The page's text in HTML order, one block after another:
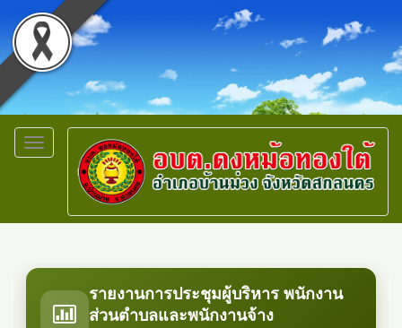
Toggle
navigation
รายงานการประชุมผู้บริหาร พนักงาน
ส่วนตำบลและพนักงานจ้าง